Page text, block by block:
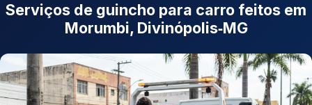
Serviços de guincho para carro feitos em
Morumbi, Divinópolis‑MG